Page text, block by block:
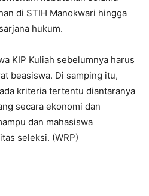
di STIH Manokwari hingga
hukum.
KIP Kuliah sebelumnya harus
beasiswa. Di samping itu,
kriteria tertentu diantaranya
secara ekonomi dan
dan mahasiswa
seleksi. (WRP)